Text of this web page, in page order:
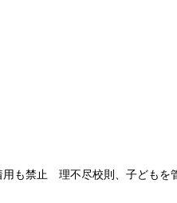
用も禁止 理不尽校則、子どもを